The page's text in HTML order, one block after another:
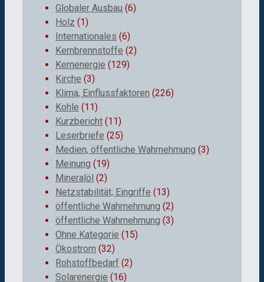
Globaler Ausbau (6)
Holz (1)
Internationales (6)
Kernbrennstoffe (2)
Kernenergie (129)
Kirche (3)
Klima, Einflussfaktoren (226)
Kohle (11)
Kurzbericht (11)
Leserbriefe (25)
Medien, öffentliche Wahrnehmung (3)
Meinung (19)
Mineralöl (2)
Netzstabilität; Eingriffe (13)
öffentliche Wahrnehmung (2)
öffentliche Wahrnehmung (3)
Ohne Kategorie (15)
Ökostrom (32)
Rohstoffbedarf (2)
Solarenergie (16)